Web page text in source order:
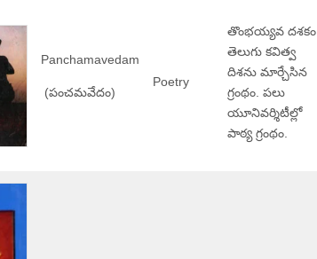
Panchamavedam
(పంచమవేదం)
Poetry
తొంభయ్యవ దశకం
తెలుగు కవిత్వ
దిశను మార్చేసిన
గ్రంథం. పలు
యూనివర్శిటీల్లో
పాఠ్య గ్రంథం.